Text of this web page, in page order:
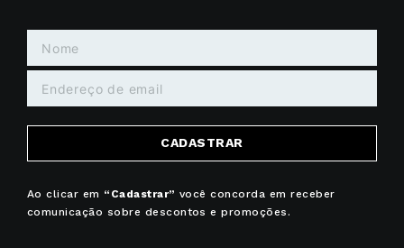
CADASTRAR
Ao clicar em “Cadastrar” você concorda em receber
comunicação sobre descontos e promoções.